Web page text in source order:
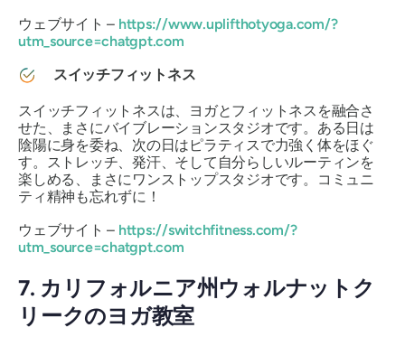
ウェブサイト – https://www.uplifthotyoga.com/?
utm_source=chatgpt.com
スイッチフィットネス
スイッチフィットネスは、ヨガとフィットネスを融合さ
せた、まさにバイブレーションスタジオです。ある日は
陰陽に身を委ね、次の日はピラティスで力強く体をほぐ
す。ストレッチ、発汗、そして自分らしいルーティンを
楽しめる、まさにワンストップスタジオです。コミュニ
ティ精神も忘れずに！
ウェブサイト – https://switchfitness.com/?
utm_source=chatgpt.com
7. カリフォルニア州ウォルナットク
リークのヨガ教室